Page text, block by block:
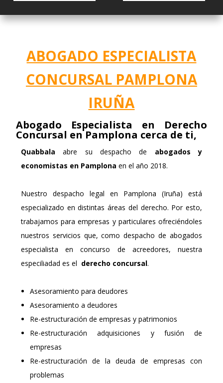
ABOGADO ESPECIALISTA
CONCURSAL PAMPLONA
IRUÑA
Abogado Especialista en Derecho
Concursal en Pamplona cerca de ti,
Quabbala abre su despacho de abogados y
economistas en Pamplona en el año 2018.
Nuestro despacho legal en Pamplona (Iruña) está
especializado en distintas áreas del derecho. Por esto,
trabajamos para empresas y particulares ofreciéndoles
nuestros servicios que, como despacho de abogados
especialista en concurso de acreedores, nuestra
especiliadad es el derecho concursal.
Asesoramiento para deudores
Asesoramiento a deudores
Re-estructuración de empresas y patrimonios
Re-estructuración adquisiciones y fusión de
empresas
Re-estructuración de la deuda de empresas con
problemas